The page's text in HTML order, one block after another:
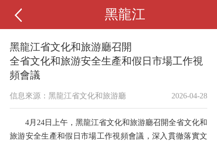
黑龍江
黑龍江省文化和旅游廳召開
全省文化和旅游安全生產和假日市場工作視
頻會議
信息來源：黑龍江省文化和旅游廳 2026-04-28
4月24日上午，黑龍江省文化和旅游廳召開全省文化和
旅游安全生產和假日市場工作視頻會議，深入貫徹落實文